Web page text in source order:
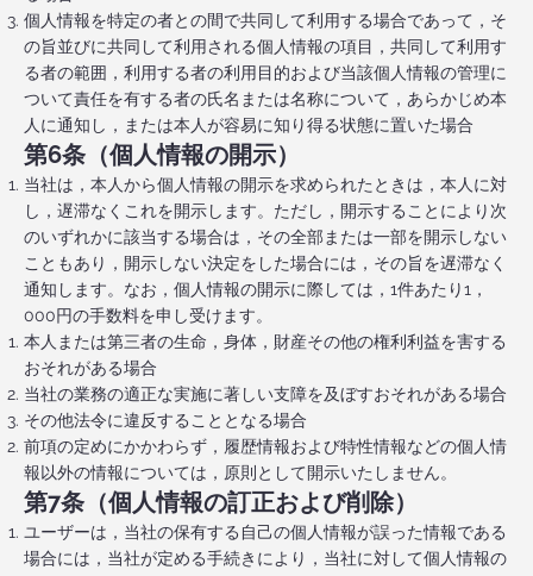
個人情報を特定の者との間で共同して利用する場合であって，そ
の旨並びに共同して利用される個人情報の項目，共同して利用す
る者の範囲，利用する者の利用目的および当該個人情報の管理に
ついて責任を有する者の氏名または名称について，あらかじめ本
人に通知し，または本人が容易に知り得る状態に置いた場合
第6条（個人情報の開示）
当社は，本人から個人情報の開示を求められたときは，本人に対
し，遅滞なくこれを開示します。ただし，開示することにより次
のいずれかに該当する場合は，その全部または一部を開示しない
こともあり，開示しない決定をした場合には，その旨を遅滞なく
通知します。なお，個人情報の開示に際しては，1件あたり1，
000円の手数料を申し受けます。
本人または第三者の生命，身体，財産その他の権利利益を害する
おそれがある場合
当社の業務の適正な実施に著しい支障を及ぼすおそれがある場合
その他法令に違反することとなる場合
前項の定めにかかわらず，履歴情報および特性情報などの個人情
報以外の情報については，原則として開示いたしません。
第7条（個人情報の訂正および削除）
ユーザーは，当社の保有する自己の個人情報が誤った情報である
場合には，当社が定める手続きにより，当社に対して個人情報の